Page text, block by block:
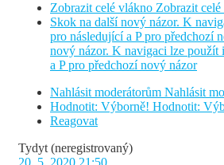
Zobrazit celé vlákno Zobrazit
Skok na další nový názor. K
pro následující a P pro předchozí
nový názor. K navigaci lze použít
a P pro předchozí nový názor
Nahlásit moderátorům Nahlásit
Hodnotit: Výborně! Hodnotit:
Reagovat
Tydyt (neregistrovaný)
20. 5. 2020 21:50